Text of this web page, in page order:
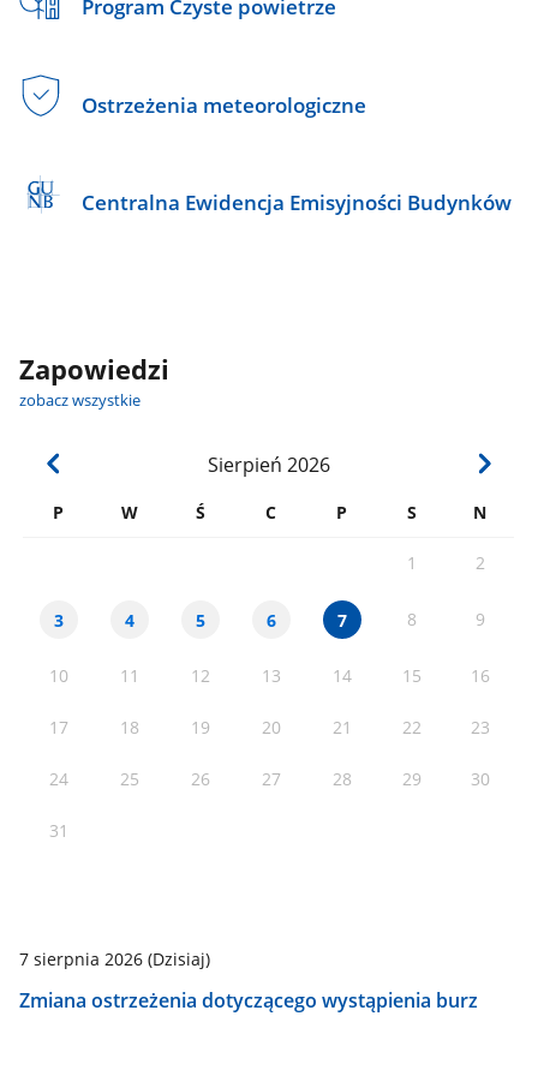
Program Czyste powietrze
Ostrzeżenia meteorologiczne
Centralna Ewidencja Emisyjności Budynków
Zapowiedzi
zobacz wszystkie
Sierpień 2026
P W Ś C P S N
1 2
3 4 5 6 7 8 9
10 11 12 13 14 15 16
17 18 19 20 21 22 23
24 25 26 27 28 29 30
31
7 sierpnia 2026(Dzisiaj)
Zmiana ostrzeżenia dotyczącego wystąpienia burz